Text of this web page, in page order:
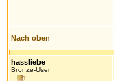
Nach oben
hassliebe
Bronze-User